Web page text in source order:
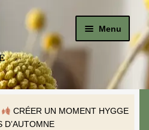
Menu
CRÉER UN MOMENT HYGGE
D’AUTOMNE